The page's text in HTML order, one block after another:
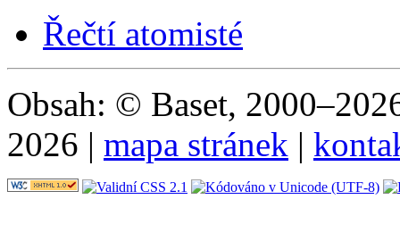
Řečtí atomisté
Obsah: © Baset,
2026 | mapa stránek |